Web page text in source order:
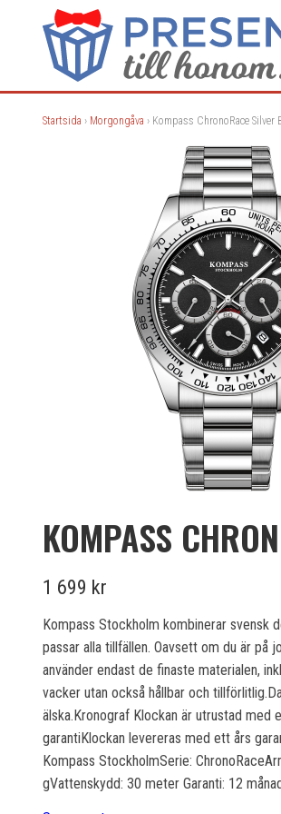
Startsida › Morgongåva › Kompass ChronoRace Silver
KOMPASS
1 699 kr
Kompass Stockholm kombinerar svensk
passar alla tillfällen. Oavsett om du är på
använder endast de finaste materialen,
vacker utan också hållbar och
älska.Kronograf Klockan är utrustad med
garantiKlockan levereras med ett års
Kompass StockholmSerie:
gVattenskydd: 30 meter Garanti: 12